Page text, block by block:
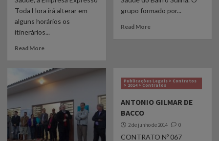
Notícias
UBSs recebem novas impressoras para
reforçar rastreamento do HPV em Santa
4
Publicações Legais > Concursos e Seleções Públicas > 2026 >
CIEE
CHAMAMENTO PÚBLICO PARA VAGAS DE
ESTÁGIO – EDITAL 02/2026
Notícias
FUMSSAR amplia prevenção ao pé diabético
com novos equipamentos nas Unidades de
Toda Hora irá alterar em
alguns horários os
itinerários...
Read More
grupo formado por...
Read More
Publicações Legais > Contratos
> 2014 > Contratos
ANTONIO GILMAR DE
BACCO
2 de junho de 2014 0
CONTRATO Nº 067